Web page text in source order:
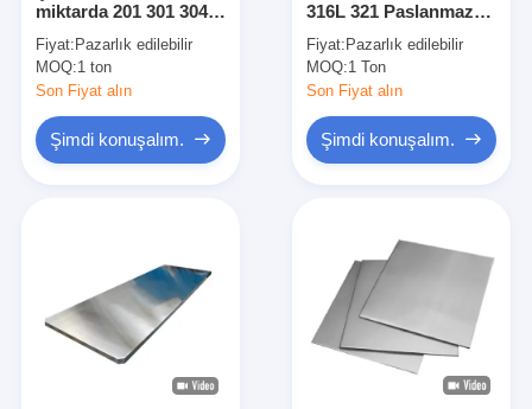
miktarda 201 301 304
Soğuk lastikli
paslanmaz çelik plaka
Fiyat: Pazarlık edilebilir
MOQ:1 ton
Son Fiyat alın
Şimdi konuşalım.
316L 321 Paslanmaz
Paslanmaz levhalar
Fiyat: Pazarlık edilebilir
MOQ:1 Ton
Son Fiyat alın
Şimdi konuşalım.